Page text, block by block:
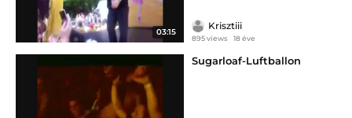
03:15
Krisztiii
895 views 18 éve
Sugarloaf-Luftballon